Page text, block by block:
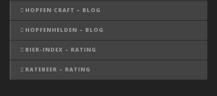
HOPFEN CRAFT – BLOG
HOPFENHELDEN – BLOG
BIER-INDEX – RATING
RATEBEER – RATING